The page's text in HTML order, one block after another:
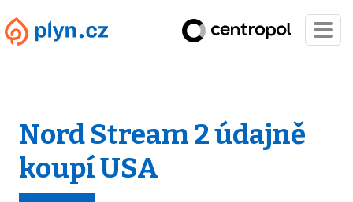
Nord Stream 2 údajně
koupí USA